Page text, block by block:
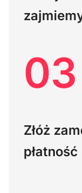
03
Złóż